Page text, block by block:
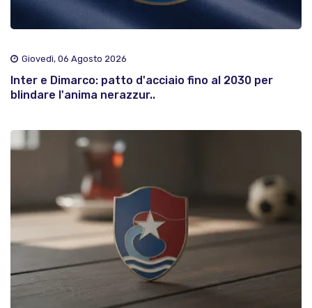
Giovedì, 06 Agosto 2026
Inter e Dimarco: patto d'acciaio fino al 2030 per
blindare l'anima nerazzur..